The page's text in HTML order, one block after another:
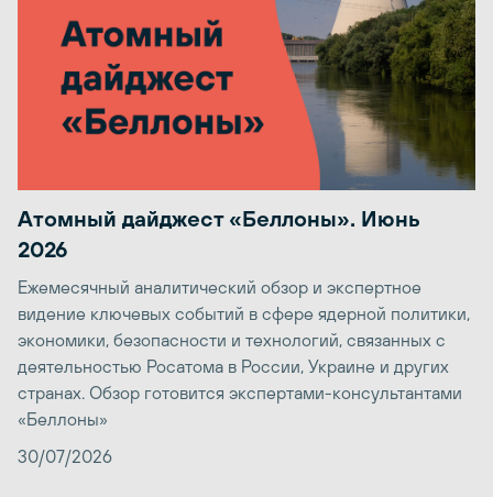
Атомный дайджест «Беллоны». Июнь
2026
Ежемесячный аналитический обзор и экспертное
видение ключевых событий в сфере ядерной политики,
экономики, безопасности и технологий, связанных с
деятельностью Росатома в России, Украине и других
странах. Обзор готовится экспертами-консультантами
«Беллоны»
30/07/2026